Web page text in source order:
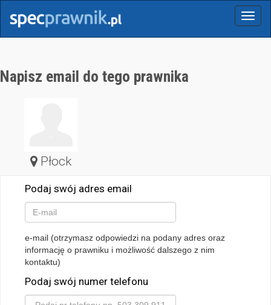
Menu
Napisz email do tego prawnika
Płock
Podaj swój adres email
e-mail (otrzymasz odpowiedzi na podany adres oraz
informację o prawniku i możliwość dalszego z nim
kontaktu)
Podaj swój numer telefonu